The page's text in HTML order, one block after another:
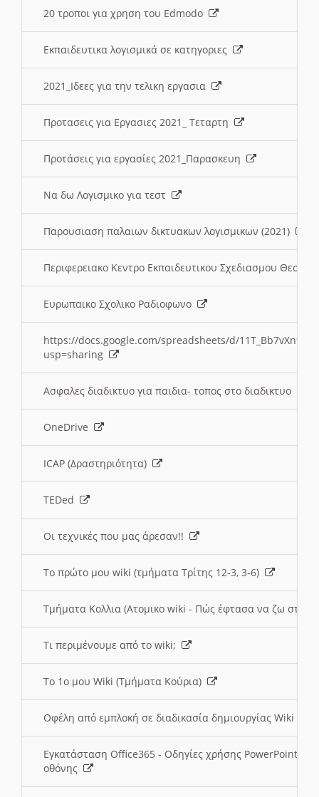
20 τροποι για χρηση του Edmodo
Εκπαιδευτικα λογισμικά σε κατηγοριες
2021_Ιδεες για την τελικη εργασια
Προτασεις για Εργασιες 2021_ Τεταρτη
Προτάσεις για εργασίες 2021_Παρασκευη
Να δω Λογισμικο για τεστ
Παρουσιαση παλαιων δικτυακων λογισμικων (2021)
Περιφερειακο Κεντρο Εκπαιδευτικου Σχεδιασμου
Ευρωπαικο Σχολικο Ραδιοφωνο
https://docs.google.com/spreadsheets/d/
usp=sharing
Ασφαλες διαδικτυο για παιδια- τοπος στο διαδικτυο
OneDrive
ICAP (Δραστηριότητα)
TEDed
Οι τεχνικές που μας άρεσαν!!
Το πρώτο μου wiki (τμήματα Τρίτης 12-3, 3-6)
Τμήματα Κολλια (Ατομικο wiki - Πώς έφτασα να ζω στην
Τι περιμένουμε από το wiki;
Το 1ο μου Wiki (Τμήματα Κούρια)
Οφέλη από εμπλοκή σε διαδικασία δημιουργίας Wiki
Εγκατάσταση Office365 - Οδηγίες χρήσης PowerPoint
οθόνης